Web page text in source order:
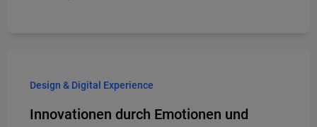
Design & Digital Experience
Innovationen durch Emotionen und